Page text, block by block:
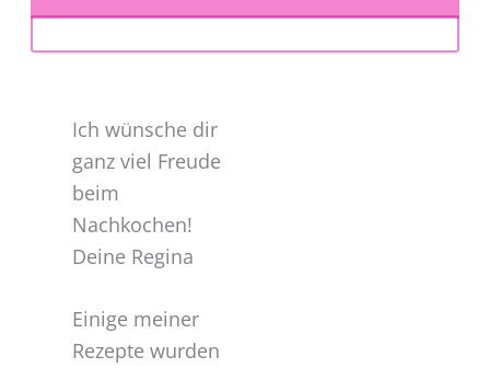
Einige meiner
Rezepte wurden
Ich wünsche dir
ganz viel Freude
beim
Nachkochen!
Deine Regina